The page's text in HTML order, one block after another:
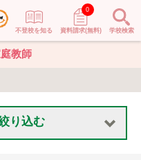
不登校を知る 資料請求(無料)
0
学校検索
教師
り込む